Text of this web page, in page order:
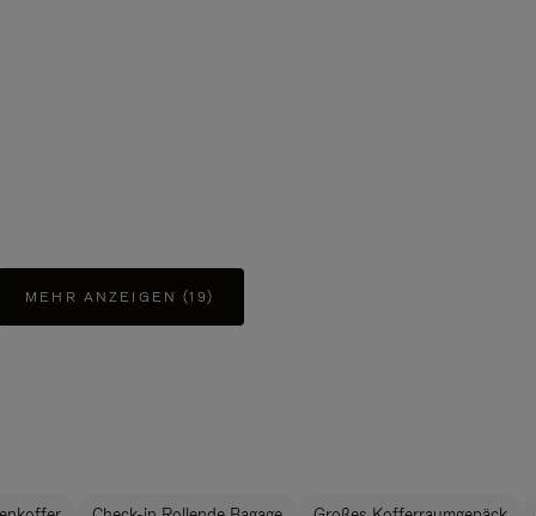
MEHR ANZEIGEN (19)